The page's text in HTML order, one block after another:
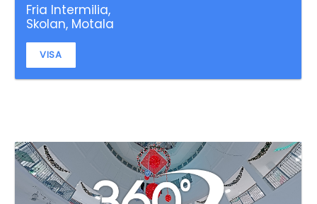
Fria Intermilia,
Skolan, Motala
VISA